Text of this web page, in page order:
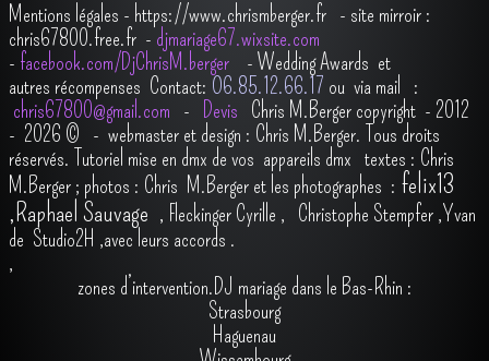
Mentions légales - https://www.chrismberger.fr - site mirroir :
chris67800.free.fr - djmariage67.wixsite.com
- facebook.com/DjChrisM.berger - Wedding Awards et
autres récompenses Contact: O6.85.12.66.17 ou via mail :
chris67800@gmail.com - Devis Chris M.Berger copyright - 2012
- 2026 © - webmaster et design : Chris M.Berger. Tous droits
réservés. Tutoriel mise en dmx de vos appareils dmx textes : Chris
M.Berger ; photos : Chris M.Berger et les photographes : felix13
,Raphael Sauvage , Fleckinger Cyrille , Christophe Stempfer ,Yvan
de Studio2H ,avec leurs accords .
,
zones d’intervention.DJ mariage dans le Bas-Rhin :
Strasbourg
Haguenau